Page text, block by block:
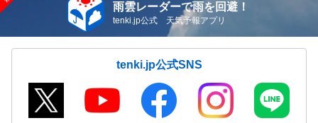
雨雲レーダーで雨を回避！
tenki.jp公式 天気予報アプリ
tenki.jp公式SNS